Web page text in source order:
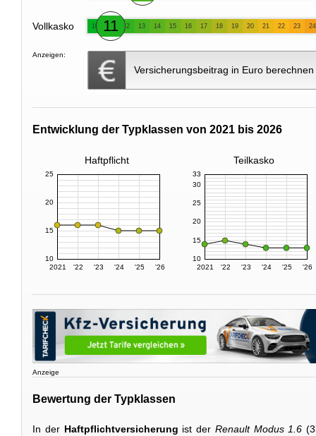
Vollkasko 10 11 12 13 14 15 16 17 18 19 20 21 22 23 24
Anzeigen:
Versicherungsbeitrag in Euro berechnen
Entwicklung der Typklassen von 2021 bis 2026
Haftpflicht Teilkasko
2021 '22 '23 '24 '25 '26
10
15
20
25
2021 '22 '23 '24 '25 '26
10
15
20
25
30
33
Anzeige
Bewertung der Typklassen
In der Haftpflichtversicherung ist der Renault Modus 1.6